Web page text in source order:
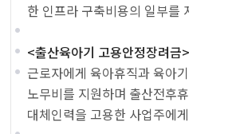
한 인프라 구축비용의 일부를 지원
<출산육아기 고용안정장려금>
근로자에게 육아휴직과 육아기 근로시
노무비를 지원하며 출산전후휴가, 유
대체인력을 고용한 사업주에게 대체인